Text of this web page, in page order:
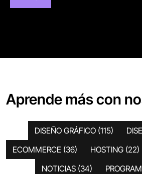
Aprende más con
DISEÑO GRÁFICO (115)
ECOMMERCE (36) HOSTING (22)
NOTICIAS (34)